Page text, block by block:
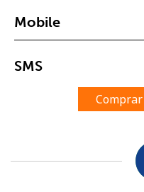
Una letra mayúscula y
Un número
Mantente en contacto
Mobile
SMS